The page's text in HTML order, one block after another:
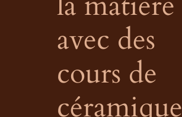
avec des
cours de
céramique